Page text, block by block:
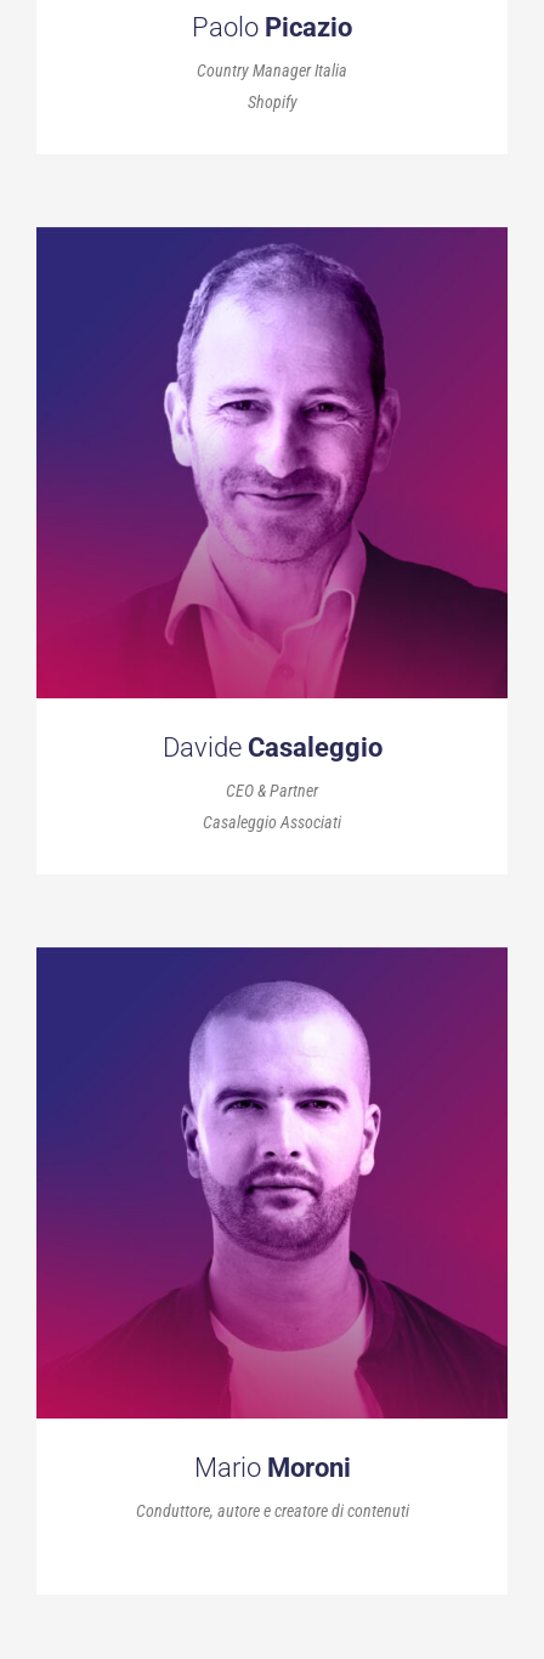
Paolo Picazio
Country Manager Italia
Shopify
Davide Casaleggio
CEO & Partner
Casaleggio Associati
Mario Moroni
Conduttore, autore e creatore di contenuti